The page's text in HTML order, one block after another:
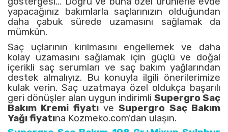
yapacağınız bakımlarla saçlarınızın olduğundan
daha çabuk sürede uzamasını sağlamak da
mümkün.
Saç uçlarının kırılmasını engellemek ve daha
kolay uzamasını sağlamak için güçlü ve doğal
içerikli saç serumları ve saç bakım yağlarından
destek almalıyız. Bu konuyla ilgili önerilerimize
kulak verin.Saç uzatmaya özel oldukça başarılı
geri dönüşler alan uygun indirimli Supergro Saç
Bakım Kremi fiyatıveSupergro Saç Bakım
Yağı fiyatına Kozmeko.com'dan ulaşın.